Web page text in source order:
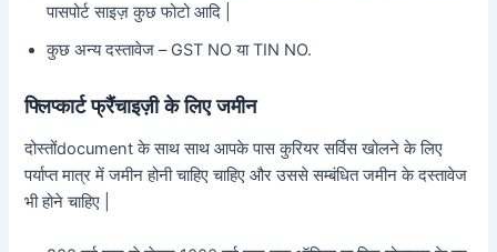
पासपोर्ट साइज़ कुछ फोटो आदि |
कुछ अन्य दस्तावेज – GST NO या TIN NO.
फ्लिप्कार्ट फ्रैंचाइज़ी के लिए जमीन
दोस्तोंdocument के साथ साथ आपके पास कुरियर सर्विस खोलने के लिए
पर्याप्त मात्र में जमीन होनी चाहिए चाहिए और उससे सम्बंधित जमीन के दस्तावेज
भी होने चाहिए |